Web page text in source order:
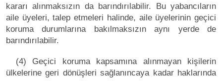
kararı alınmaksızın da barındırılabilir. Bu yabancıların
aile üyeleri, talep etmeleri halinde, aile üyelerinin geçici
koruma durumlarına bakılmaksızın aynı yerde de
barındırılabilir.
(4) Geçici koruma kapsamına alınmayan kişilerin
ülkelerine geri dönüşleri sağlanıncaya kadar haklarında